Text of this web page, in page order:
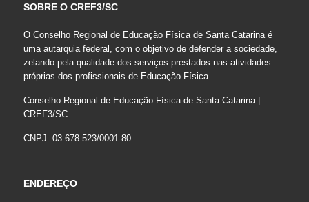
SOBRE O CREF3/SC
O Conselho Regional de Educação Física de Santa Catarina é
uma autarquia federal, com o objetivo de defender a sociedade,
zelando pela qualidade dos serviços prestados nas atividades
próprias dos profissionais de Educação Física.
Conselho Regional de Educação Física de Santa Catarina |
CREF3/SC
CNPJ: 03.678.523/0001-80
ENDEREÇO